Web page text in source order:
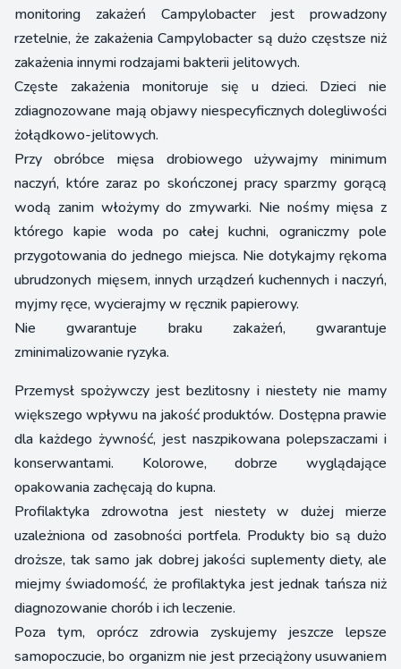
monitoring zakażeń Campylobacter jest prowadzony
rzetelnie, że zakażenia Campylobacter są dużo częstsze niż
zakażenia innymi rodzajami bakterii jelitowych.
Częste zakażenia monitoruje się u dzieci. Dzieci nie
zdiagnozowane mają objawy niespecyficznych dolegliwości
żołądkowo-jelitowych.
Przy obróbce mięsa drobiowego używajmy minimum
naczyń, które zaraz po skończonej pracy sparzmy gorącą
wodą zanim włożymy do zmywarki. Nie nośmy mięsa z
którego kapie woda po całej kuchni, ograniczmy pole
przygotowania do jednego miejsca. Nie dotykajmy rękoma
ubrudzonych mięsem, innych urządzeń kuchennych i naczyń,
myjmy ręce, wycierajmy w ręcznik papierowy.
Nie gwarantuje braku zakażeń, gwarantuje
zminimalizowanie ryzyka.
Przemysł spożywczy jest bezlitosny i niestety nie mamy
większego wpływu na jakość produktów. Dostępna prawie
dla każdego żywność, jest naszpikowana polepszaczami i
konserwantami. Kolorowe, dobrze wyglądające
opakowania zachęcają do kupna.
Profilaktyka zdrowotna jest niestety w dużej mierze
uzależniona od zasobności portfela. Produkty bio są dużo
droższe, tak samo jak dobrej jakości suplementy diety, ale
miejmy świadomość, że profilaktyka jest jednak tańsza niż
diagnozowanie chorób i ich leczenie.
Poza tym, oprócz zdrowia zyskujemy jeszcze lepsze
samopoczucie, bo organizm nie jest przeciążony usuwaniem